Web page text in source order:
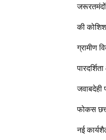
की
ग्रामीण
जवाबदेही
फोकस
नई